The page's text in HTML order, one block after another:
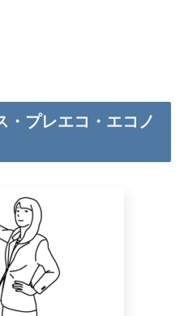
・プレエコ・エコノ